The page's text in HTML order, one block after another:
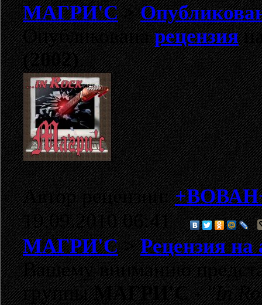
МАГРИ'С>
Опубликованарецензия
(2002).
Автор рецензии:
19.09.2010 06:41
МАГРИ'С>Рецензия
Вашему вниманию
группыМАГРИ'С-"In